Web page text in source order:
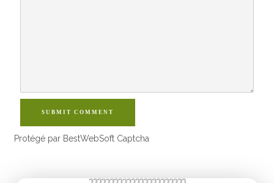
SUBMIT COMMENT
Protégé par BestWebSoft Captcha